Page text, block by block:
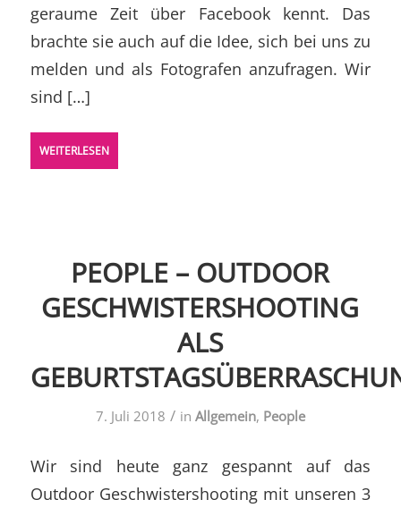
geraume Zeit über Facebook kennt. Das
brachte sie auch auf die Idee, sich bei uns zu
melden und als Fotografen anzufragen. Wir
sind […]
WEITERLESEN
PEOPLE – OUTDOOR
GESCHWISTERSHOOTING
ALS
7. Juli 2018 / in Allgemein, People
Wir sind heute ganz gespannt auf das
Outdoor Geschwistershooting mit unseren 3